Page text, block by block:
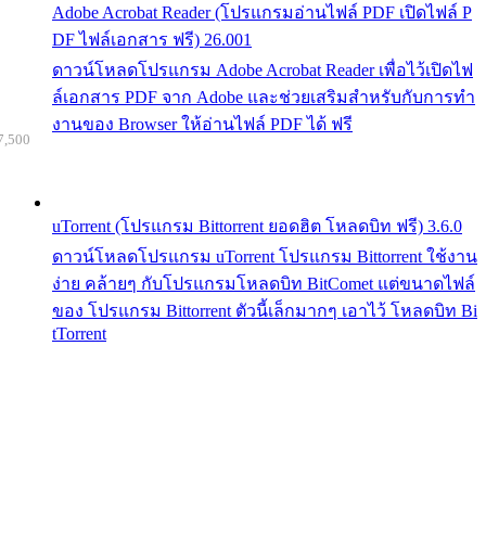
Adobe Acrobat Reader (โปรแกรมอ่านไฟล์ PDF เปิดไฟล์ P
DF ไฟล์เอกสาร ฟรี) 26.001
ดาวน์โหลดโปรแกรม Adobe Acrobat Reader เพื่อไว้เปิดไฟ
ล์เอกสาร PDF จาก Adobe และช่วยเสริมสำหรับกับการทำ
งานของ Browser ให้อ่านไฟล์ PDF ได้ ฟรี
uTorrent (โปรแกรม Bittorrent ยอดฮิต โหลดบิท ฟรี) 3.6.0
ดาวน์โหลดโปรแกรม uTorrent โปรแกรม Bittorrent ใช้งาน
ง่าย คล้ายๆ กับโปรแกรมโหลดบิท BitComet แต่ขนาดไฟล์
ของ โปรแกรม Bittorrent ตัวนี้เล็กมากๆ เอาไว้ โหลดบิท Bi
tTorrent